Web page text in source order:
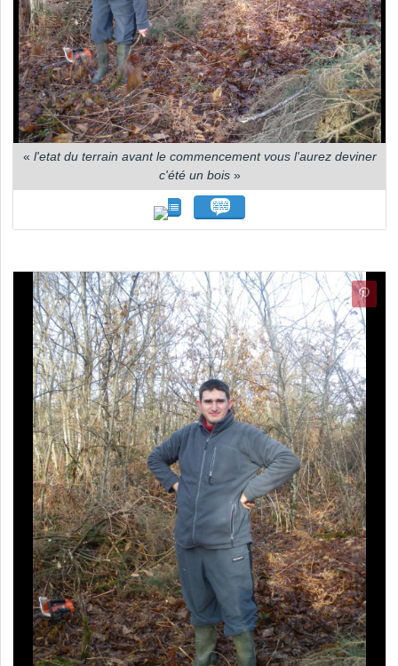
« l'etat du terrain avant le commencement vous l'aurez deviner
c'été un bois»